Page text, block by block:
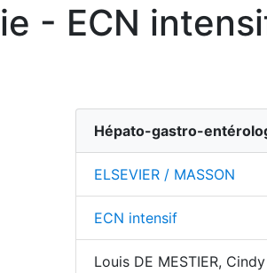
- ECN
Hépato-gastro-
ELSEVIER / MASSON
ECN intensif
Louis DE MESTIER,